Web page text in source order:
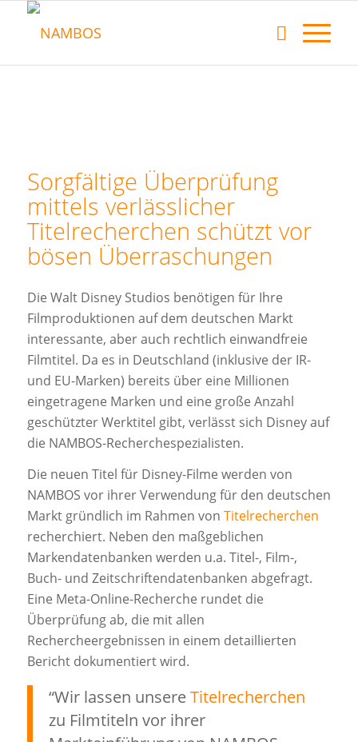
Sorgfältige Überprüfung
mittels verlässlicher
Titelrecherchen schützt vor
bösen Überraschungen
Die Walt Disney Studios benötigen für Ihre
Filmproduktionen auf dem deutschen Markt
interessante, aber auch rechtlich einwandfreie
Filmtitel. Da es in Deutschland (inklusive der IR-
und EU-Marken) bereits über eine Millionen
eingetragene Marken und eine große Anzahl
geschützter Werktitel gibt, verlässt sich Disney auf
die NAMBOS-Recherchespezialisten.
Die neuen Titel für Disney-Filme werden von
NAMBOS vor ihrer Verwendung für den deutschen
Markt gründlich im Rahmen von Titelrecherchen
recherchiert. Neben den maßgeblichen
Markendatenbanken werden u.a. Titel-, Film-,
Buch- und Zeitschriftendatenbanken abgefragt.
Eine Meta-Online-Recherche rundet die
Überprüfung ab, die mit allen
Rechercheergebnissen in einem detaillierten
Bericht dokumentiert wird.
“Wir lassen unsereTitelrecherchen
zu Filmtiteln vor ihrer